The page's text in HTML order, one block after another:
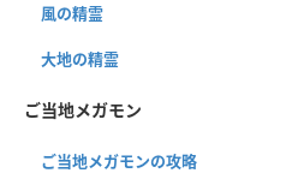
風の精霊
大地の精霊
ご当地メガモン
ご当地メガモンの攻略